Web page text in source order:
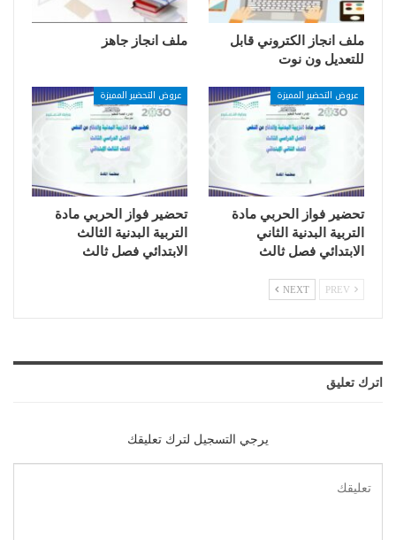
ملف انجاز الكتروني قابل
للتعديل ون نوت
ملف انجاز جاهز
عروض التحضير المميزة
تحضير فواز الحربي مادة
التربية البدنية الثاني
الابتدائي فصل ثالث
عروض التحضير المميزة
تحضير فواز الحربي مادة
التربية البدنية الثالث
الابتدائي فصل ثالث
NEXT
اترك تعليق
يرجي التسجيل لترك تعليقك